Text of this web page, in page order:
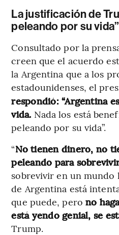
La justificación de
peleando por su vida”
Consultado por la
creen que el acuerdo
la Argentina que a los
estadounidenses, el
respondió: “Argentina
vida. Nada los está
peleando por su vida”.
“No tienen dinero, no
peleando para
sobrevivir en un mundo
de Argentina está
que puede, pero no
está yendo genial, se
Trump.